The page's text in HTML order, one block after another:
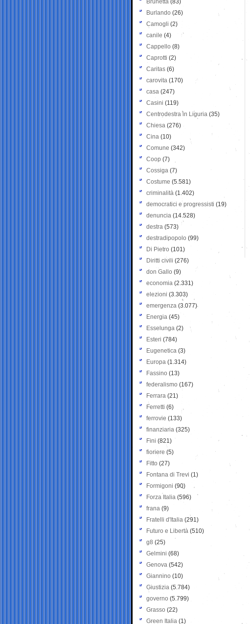
Brunetta (83)
Burlando (26)
Camogli (2)
canile (4)
Cappello (8)
Caprotti (2)
Caritas (6)
carovita (170)
casa (247)
Casini (119)
Centrodestra in Liguria (35)
Chiesa (276)
Cina (10)
Comune (342)
Coop (7)
Cossiga (7)
Costume (5.581)
criminalità (1.402)
democratici e progressisti (19)
denuncia (14.528)
destra (573)
destradipopolo (99)
Di Pietro (101)
Diritti civili (276)
don Gallo (9)
economia (2.331)
elezioni (3.303)
emergenza (3.077)
Energia (45)
Esselunga (2)
Esteri (784)
Eugenetica (3)
Europa (1.314)
Fassino (13)
federalismo (167)
Ferrara (21)
Ferretti (6)
ferrovie (133)
finanziaria (325)
Fini (821)
fioriere (5)
Fitto (27)
Fontana di Trevi (1)
Formigoni (90)
Forza Italia (596)
frana (9)
Fratelli d'Italia (291)
Futuro e Libertà (510)
g8 (25)
Gelmini (68)
Genova (542)
Giannino (10)
Giustizia (5.784)
governo (5.799)
Grasso (22)
Green Italia (1)